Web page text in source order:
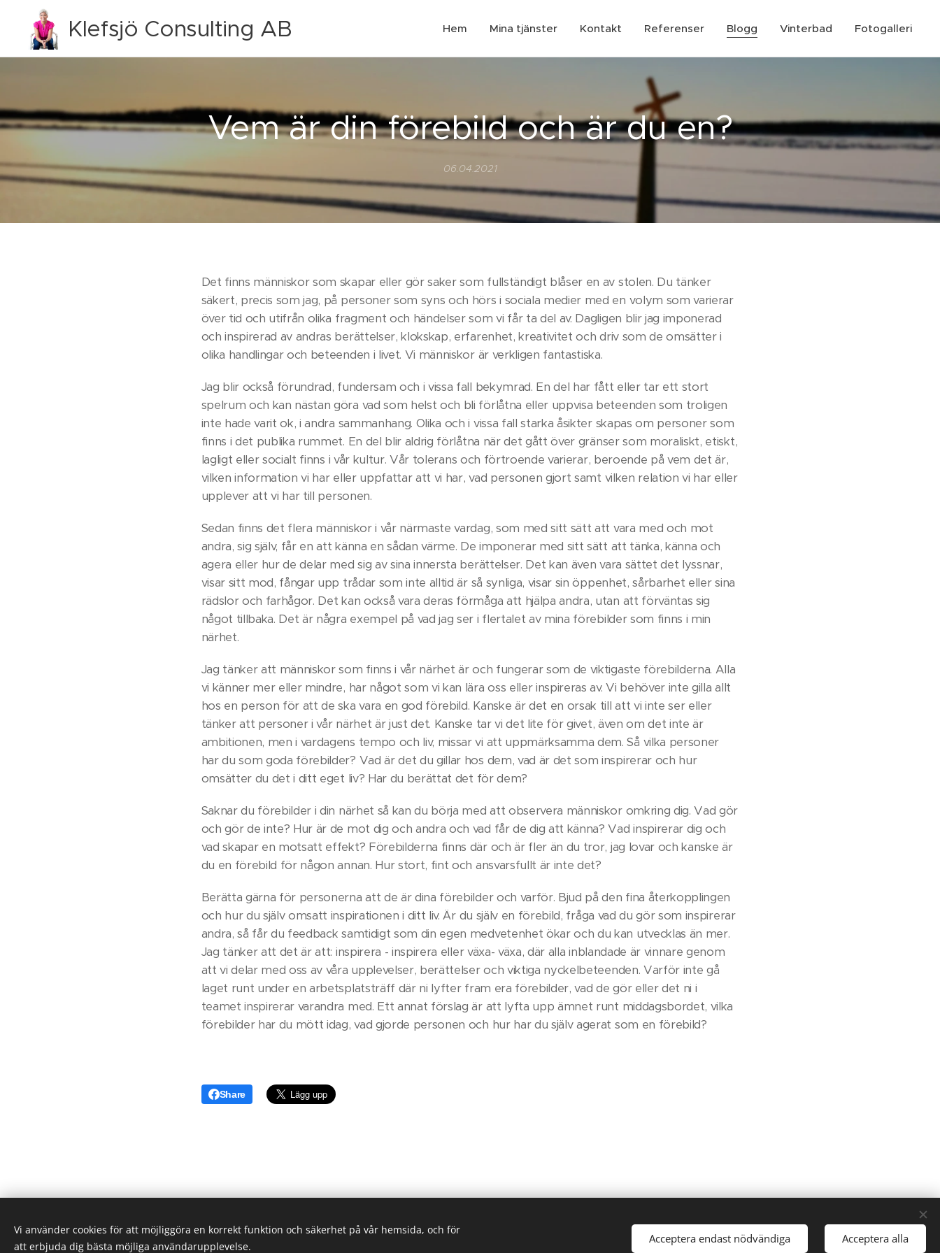
Klefsjö Consulting AB Hem Mina tjänster Kontakt Referenser Blogg Vinterbad Fotogalleri
Vem är din förebild och är du en?
06.04.2021
Det finns människor som skapar eller gör saker som fullständigt blåser en av stolen. Du tänker
säkert, precis som jag, på personer som syns och hörs i sociala medier med en volym som varierar
över tid och utifrån olika fragment och händelser som vi får ta del av. Dagligen blir jag imponerad
och inspirerad av andras berättelser, klokskap, erfarenhet, kreativitet och driv som de omsätter i
olika handlingar och beteenden i livet. Vi människor är verkligen fantastiska.
Jag blir också förundrad, fundersam och i vissa fall bekymrad. En del har fått eller tar ett stort
spelrum och kan nästan göra vad som helst och bli förlåtna eller uppvisa beteenden som troligen
inte hade varit ok, i andra sammanhang. Olika och i vissa fall starka åsikter skapas om personer som
finns i det publika rummet. En del blir aldrig förlåtna när det gått över gränser som moraliskt, etiskt,
lagligt eller socialt finns i vår kultur. Vår tolerans och förtroende varierar, beroende på vem det är,
vilken information vi har eller uppfattar att vi har, vad personen gjort samt vilken relation vi har eller
upplever att vi har till personen.
Sedan finns det flera människor i vår närmaste vardag, som med sitt sätt att vara med och mot
andra, sig själv, får en att känna en sådan värme. De imponerar med sitt sätt att tänka, känna och
agera eller hur de delar med sig av sina innersta berättelser. Det kan även vara sättet det lyssnar,
visar sitt mod, fångar upp trådar som inte alltid är så synliga, visar sin öppenhet, sårbarhet eller sina
rädslor och farhågor. Det kan också vara deras förmåga att hjälpa andra, utan att förväntas sig
något tillbaka. Det är några exempel på vad jag ser i flertalet av mina förebilder som finns i min
närhet.
Jag tänker att människor som finns i vår närhet är och fungerar som de viktigaste förebilderna. Alla
vi känner mer eller mindre, har något som vi kan lära oss eller inspireras av. Vi behöver inte gilla allt
hos en person för att de ska vara en god förebild. Kanske är det en orsak till att vi inte ser eller
tänker att personer i vår närhet är just det. Kanske tar vi det lite för givet, även om det inte är
ambitionen, men i vardagens tempo och liv, missar vi att uppmärksamma dem. Så vilka personer
har du som goda förebilder? Vad är det du gillar hos dem, vad är det som inspirerar och hur
omsätter du det i ditt eget liv? Har du berättat det för dem?
Saknar du förebilder i din närhet så kan du börja med att observera människor omkring dig. Vad gör
och gör de inte? Hur är de mot dig och andra och vad får de dig att känna? Vad inspirerar dig och
vad skapar en motsatt effekt? Förebilderna finns där och är fler än du tror, jag lovar och kanske är
du en förebild för någon annan. Hur stort, fint och ansvarsfullt är inte det?
Berätta gärna för personerna att de är dina förebilder och varför. Bjud på den fina återkopplingen
och hur du själv omsatt inspirationen i ditt liv. Är du själv en förebild, fråga vad du gör som inspirerar
andra, så får du feedback samtidigt som din egen medvetenhet ökar och du kan utvecklas än mer.
Jag tänker att det är att: inspirera - inspirera eller växa- växa, där alla inblandade är vinnare genom
att vi delar med oss av våra upplevelser, berättelser och viktiga nyckelbeteenden. Varför inte gå
laget runt under en arbetsplatsträff där ni lyfter fram era förebilder, vad de gör eller det ni i
teamet inspirerar varandra med. Ett annat förslag är att lyfta upp ämnet runt middagsbordet, vilka
förebilder har du mött idag, vad gjorde personen och hur har du själv agerat som en förebild?
Share
Klefsjö Consulting, Långgatan 30 A, 974 32 Luleå, 070-99 69648, annika@klefsjo.nu
Vi använder cookies för att möjliggöra en korrekt funktion och säkerhet på vår hemsida, och för
att erbjuda dig bästa möjliga användarupplevelse.
Acceptera endast nödvändiga Acceptera alla